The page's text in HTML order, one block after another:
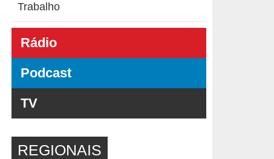
Trabalho
Rádio
Podcast
TV
REGIONAIS